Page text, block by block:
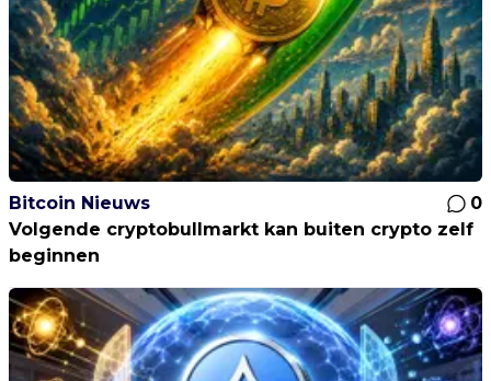
Bitcoin Nieuws
0
Volgende cryptobullmarkt kan buiten crypto zelf
beginnen